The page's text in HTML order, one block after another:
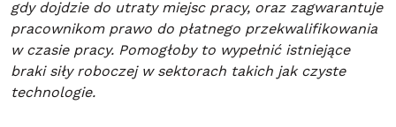
gdy dojdzie do utraty miejsc pracy, oraz zagwarantuje
pracownikom prawo do płatnego przekwalifikowania
w czasie pracy. Pomogłoby to wypełnić istniejące
braki siły roboczej w sektorach takich jak czyste
technologie.